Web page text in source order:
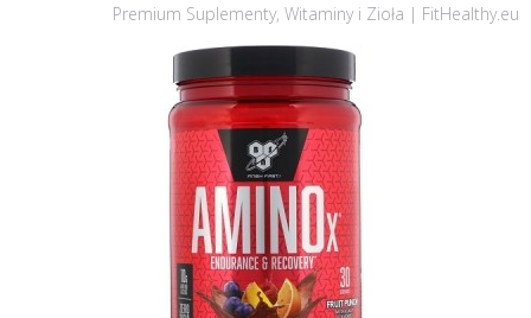
Premium Suplementy, Witaminy i Zioła | FitHealthy.eu